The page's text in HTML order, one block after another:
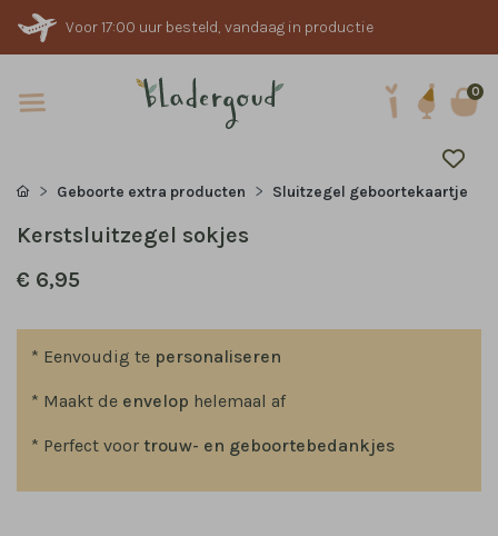
Voor 17:00 uur besteld, vandaag in productie
0
Geboorte extra producten Sluitzegel geboortekaartje
Kerstsluitzegel sokjes
€ 6,95
* Eenvoudig te personaliseren
* Maakt de envelop helemaal af
* Perfect voor trouw- en geboortebedankjes